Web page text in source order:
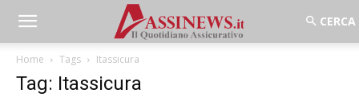
Home Tags Itassicura
Tag: Itassicura